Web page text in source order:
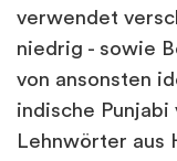
verwendet
niedrig - sowie
von ansonsten
indische
Lehnwörter aus